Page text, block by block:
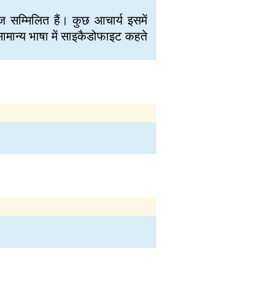
सम्मिलित हैं। कुछ आचार्य इसमें
भाषा में साइकैडोफाइट कहते